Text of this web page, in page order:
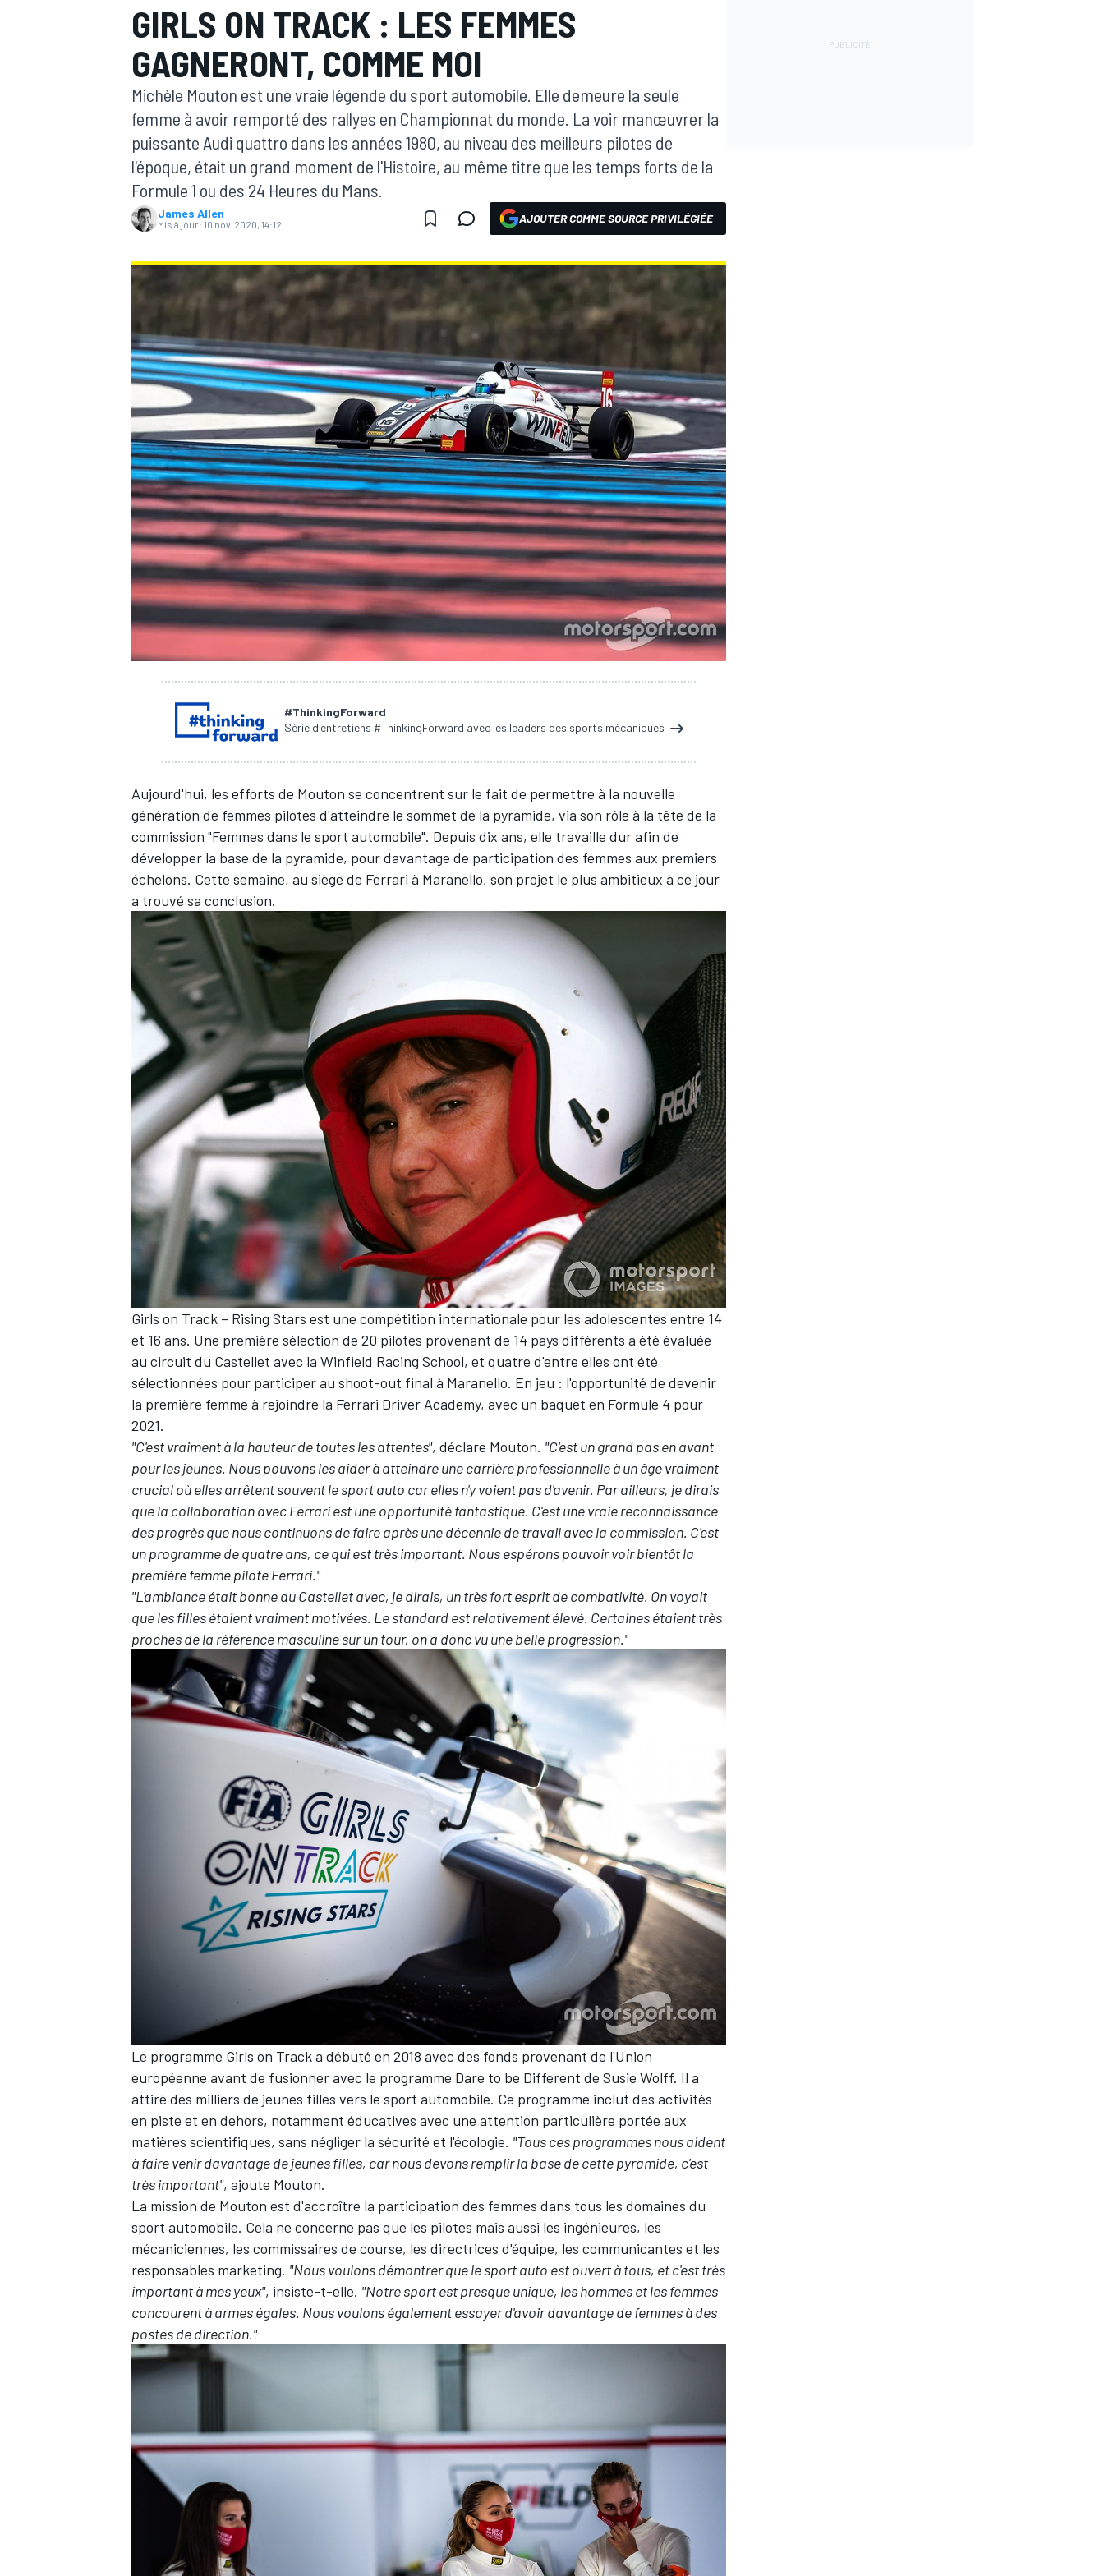
MOTOGP
WRC
WEC
AUTRES CHAMPIONNATS
GIRLS ON TRACK : LES FEMMES
GAGNERONT, COMME MOI
Michèle Mouton est une vraie légende du sport automobile. Elle demeure la seule
femme à avoir remporté des rallyes en Championnat du monde. La voir manœuvrer la
puissante Audi quattro dans les années 1980, au niveau des meilleurs pilotes de
l'époque, était un grand moment de l'Histoire, au même titre que les temps forts de la
Formule 1 ou des 24 Heures du Mans.
James Allen
Mis à jour: 10 nov. 2020, 14:12 AJOUTER COMME SOURCE PRIVILÉGIÉE
#ThinkingForward
Série d'entretiens #ThinkingForward avec les leaders des sports mécaniques
Aujourd'hui, les efforts de Mouton se concentrent sur le fait de permettre à la nouvelle
génération de femmes pilotes d'atteindre le sommet de la pyramide, via son rôle à la tête de la
commission "Femmes dans le sport automobile". Depuis dix ans, elle travaille dur afin de
développer la base de la pyramide, pour davantage de participation des femmes aux premiers
échelons. Cette semaine, au siège de Ferrari à Maranello, son projet le plus ambitieux à ce jour
a trouvé sa conclusion.
Girls on Track – Rising Stars est une compétition internationale pour les adolescentes entre 14
et 16 ans. Une première sélection de 20 pilotes provenant de 14 pays différents a été évaluée
au circuit du Castellet avec la Winfield Racing School, et quatre d'entre elles ont été
sélectionnées pour participer au shoot-out final à Maranello. En jeu : l'opportunité de devenir
la première femme à rejoindre la Ferrari Driver Academy, avec un baquet en Formule 4 pour
2021.
"C'est vraiment à la hauteur de toutes les attentes", déclare Mouton. "C'est un grand pas en avant
pour les jeunes. Nous pouvons les aider à atteindre une carrière professionnelle à un âge vraiment
crucial où elles arrêtent souvent le sport auto car elles n'y voient pas d'avenir. Par ailleurs, je dirais
que la collaboration avec Ferrari est une opportunité fantastique. C'est une vraie reconnaissance
des progrès que nous continuons de faire après une décennie de travail avec la commission. C'est
un programme de quatre ans, ce qui est très important. Nous espérons pouvoir voir bientôt la
première femme pilote Ferrari."
"L'ambiance était bonne au Castellet avec, je dirais, un très fort esprit de combativité. On voyait
que les filles étaient vraiment motivées. Le standard est relativement élevé. Certaines étaient très
proches de la référence masculine sur un tour, on a donc vu une belle progression."
Le programme Girls on Track a débuté en 2018 avec des fonds provenant de l'Union
européenne avant de fusionner avec le programme Dare to be Different de Susie Wolff. Il a
attiré des milliers de jeunes filles vers le sport automobile. Ce programme inclut des activités
en piste et en dehors, notamment éducatives avec une attention particulière portée aux
matières scientifiques, sans négliger la sécurité et l'écologie. "Tous ces programmes nous aident
à faire venir davantage de jeunes filles, car nous devons remplir la base de cette pyramide, c'est
très important", ajoute Mouton.
La mission de Mouton est d'accroître la participation des femmes dans tous les domaines du
sport automobile. Cela ne concerne pas que les pilotes mais aussi les ingénieures, les
mécaniciennes, les commissaires de course, les directrices d'équipe, les communicantes et les
responsables marketing. "Nous voulons démontrer que le sport auto est ouvert à tous, et c'est très
important à mes yeux", insiste-t-elle. "Notre sport est presque unique, les hommes et les femmes
concourent à armes égales. Nous voulons également essayer d'avoir davantage de femmes à des
postes de direction."